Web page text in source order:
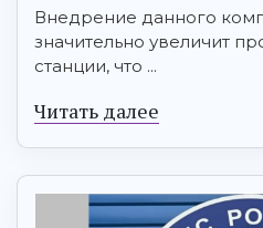
Внедрение данного
значительно увеличит
станции, что ...
Читать далее